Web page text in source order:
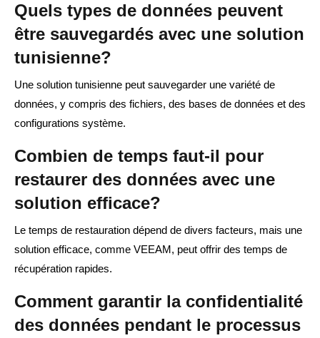
Quels types de données peuvent
être sauvegardés avec une solution
tunisienne?
Une solution tunisienne peut sauvegarder une variété de
données, y compris des fichiers, des bases de données et des
configurations système.
Combien de temps faut-il pour
restaurer des données avec une
solution efficace?
Le temps de restauration dépend de divers facteurs, mais une
solution efficace, comme VEEAM, peut offrir des temps de
récupération rapides.
Comment garantir la confidentialité
des données pendant le processus